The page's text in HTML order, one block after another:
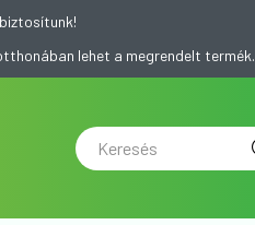
lehet a megrendelt termék.